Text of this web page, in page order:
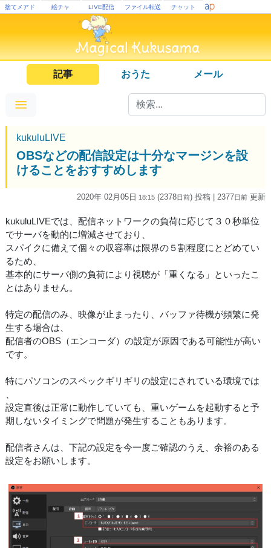
捨てメアド 絵チャ LIVE配信 ファイル転送 チャット
記事 おうた メール
kukuluLIVE
OBSなどの配信設定は十分なマージンを設
けることをおすすめします
2020年 02月05日 18:15 (2378日前) 投稿 | 2377日前 更新
kukuluLIVEでは、配信ネットワークの負荷に応じて３０秒単位
でサーバを動的に増減させており、
スパイクに備えて個々の収容率は限界の５割程度にとどめてい
るため、
基本的にサーバ側の負荷により視聴が「重くなる」といったこ
とはありません。
特定の配信のみ、映像が止まったり、バッファ待機が頻繁に発
生する場合は、
配信者のOBS（エンコーダ）の設定が原因である可能性が高い
です。
特にパソコンのスペックギリギリの設定にされている環境では
設定直後は正常に動作していても、重いゲームを起動すると予
期しないタイミングで問題が発生することもあります。
配信者さんは、下記の設定を今一度ご確認のうえ、余裕のある
設定をお願いします。